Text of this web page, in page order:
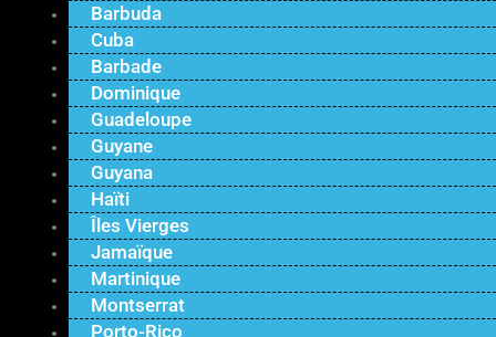
Barbuda
Cuba
Barbade
Dominique
Guadeloupe
Guyane
Guyana
Haïti
Îles Vierges
Jamaïque
Martinique
Montserrat
Porto-Rico